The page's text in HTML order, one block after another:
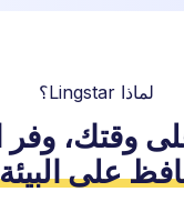
لماذا Lingstar؟
وقتك، وفر
على